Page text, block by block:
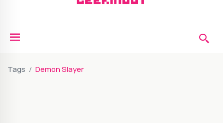
Tags Demon Slayer